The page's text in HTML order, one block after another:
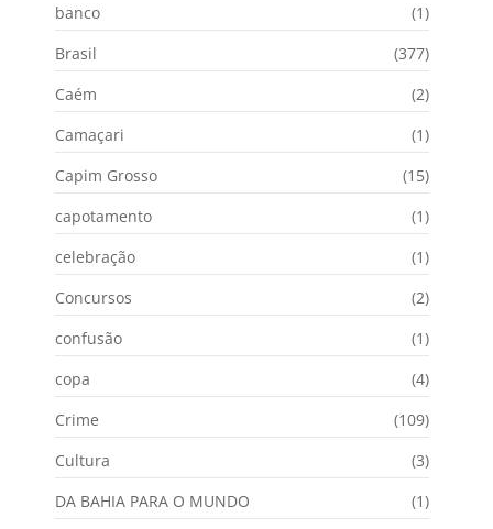
banco
(1)
Brasil
(377)
Caém
(2)
Camaçari
(1)
Capim Grosso
(15)
capotamento
(1)
celebração
(1)
Concursos
(2)
confusão
(1)
copa
(4)
Crime
(109)
Cultura
(3)
DA BAHIA PARA O MUNDO
(1)